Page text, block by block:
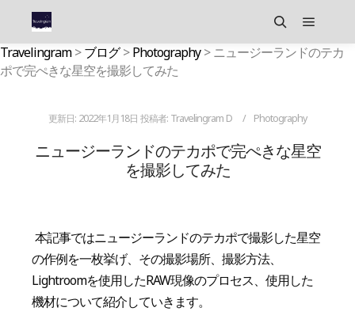
検索 メイン
Travelingram>ブログ>Photography>ニュージーランドのテカ
ポで完ぺきな星空を撮影してみた
更新日: 2022年1月18日 投稿者: Travelingram D Photography
ニュージーランドのテカポで完ぺきな星空
を撮影してみた
本記事ではニュージーランドのテカポで撮影した星空
の作例を一枚挙げ、その撮影場所、撮影方法、
Lightroomを使用したRAW現像のプロセス、使用した
機材について紹介していきます。